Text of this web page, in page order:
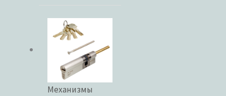
Механизмы